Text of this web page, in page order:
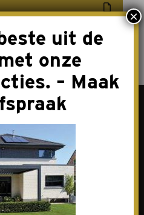
uit de
onze
– Maak
×